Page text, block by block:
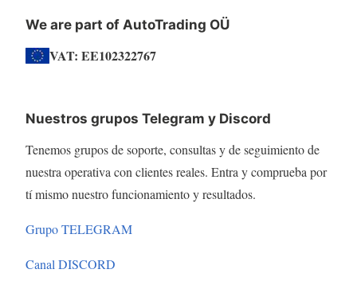
We are part of AutoTrading OÜ
VAT: EE102322767
Nuestros grupos Telegram y Discord
Tenemos grupos de soporte, consultas y de seguimiento de
nuestra operativa con clientes reales. Entra y comprueba por
tí mismo nuestro funcionamiento y resultados.
Grupo TELEGRAM
Canal DISCORD